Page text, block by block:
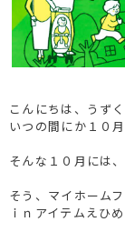
こんにちは、うず
いつの間にか１０
そんな１０月には
そう、マイホーム
ｉｎアイテムえひめ